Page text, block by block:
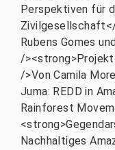
Perspektiven für
Rubens Gomes
/
/>Von Camila
Juma: REDD in
Rainforest
Nachhaltiges